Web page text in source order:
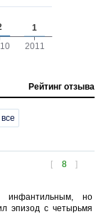
Рейтинг отзыва
все
[ 8 ]
инфантильным, но
эпизод с четырьмя